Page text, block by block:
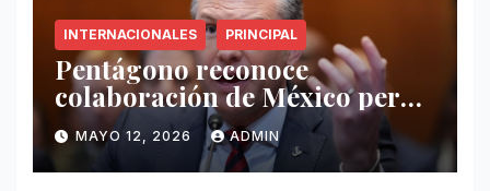
INTERNACIONALES PRINCIPAL
Pentágono reconoce
colaboración de México pero
exige mayor operatividad
antidrogas
MAYO 12, 2026 ADMIN